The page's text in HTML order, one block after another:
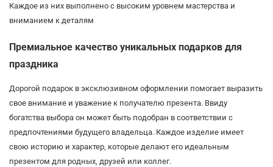
Каждое из них выполнено с высоким уровнем мастерства и
вниманием к деталям
Премиальное качество уникальных подарков для
праздника
Дорогой подарок в эксклюзивном оформлении помогает выразить
свое внимание и уважение к получателю презента. Ввиду
богатства выбора он может быть подобран в соответствии с
предпочтениями будущего владельца. Каждое изделие имеет
свою историю и характер, которые делают его идеальным
презентом для родных, друзей или коллег.